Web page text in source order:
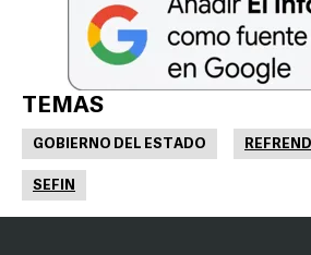
TEMAS
GOBIERNO DEL ESTADO
SEFIN